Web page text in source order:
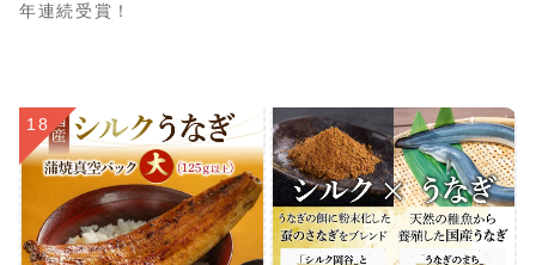
年連続受賞！
18